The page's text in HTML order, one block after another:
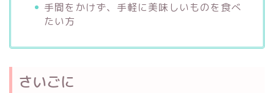
手間をかけず、手軽に美味しいものを食べ
たい方
さいごに